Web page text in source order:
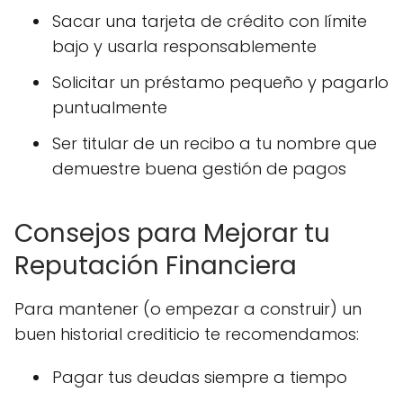
Sacar una tarjeta de crédito con límite
bajo y usarla responsablemente
Solicitar un préstamo pequeño y pagarlo
puntualmente
Ser titular de un recibo a tu nombre que
demuestre buena gestión de pagos
Consejos para Mejorar tu
Reputación Financiera
Para mantener (o empezar a construir) un
buen historial crediticio te recomendamos:
Pagar tus deudas siempre a tiempo